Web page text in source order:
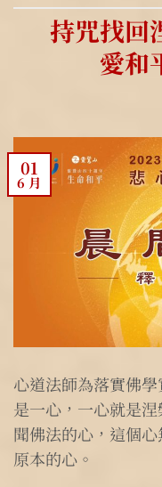
持咒找回
愛和
01
6 月
心道法師為落實佛
是一心，一心就是
聞佛法的心，這個
原本的心。